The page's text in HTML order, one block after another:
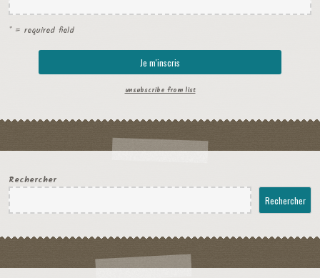
* = required field
unsubscribe from list
Rechercher
Rechercher